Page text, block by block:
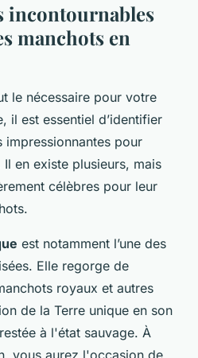
incontournables
manchots en
le nécessaire pour votre
il est essentiel d’identifier
impressionnantes pour
en existe plusieurs, mais
célèbres pour leur
est notamment l’une des
Elle regorge de
royaux et autres
de la Terre unique en son
à l'état sauvage. À